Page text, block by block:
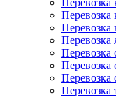
Перевозка
Перевозка
Перевозка
Перевозка
Перевозка
Перевозка
Перевозка